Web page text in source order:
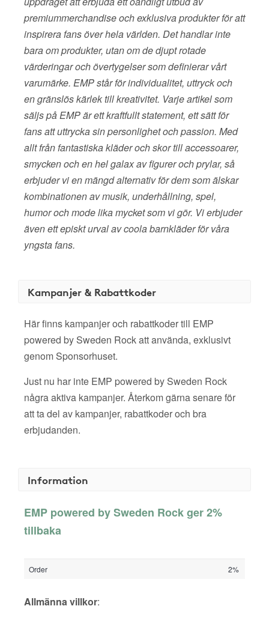
premiummerchandise och exklusiva produkter för att
inspirera fans över hela världen. Det handlar inte
bara om produkter, utan om de djupt rotade
värderingar och övertygelser som definierar vårt
varumärke. EMP står för individualitet, uttryck och
en gränslös kärlek till kreativitet. Varje artikel som
säljs på EMP är ett kraftfullt statement, ett sätt för
fans att uttrycka sin personlighet och passion. Med
allt från fantastiska kläder och skor till accessoarer,
smycken och en hel galax av figurer och prylar, så
erbjuder vi en mängd alternativ för dem som älskar
kombinationen av musik, underhållning, spel,
humor och mode lika mycket som vi gör. Vi erbjuder
även ett episkt urval av coola barnkläder för våra
yngsta fans.
Kampanjer & Rabattkoder
Här finns kampanjer och rabattkoder till EMP
powered by Sweden Rock att använda, exklusivt
genom Sponsorhuset.
Just nu har inte EMP powered by Sweden Rock
några aktiva kampanjer. Återkom gärna senare för
att ta del av kampanjer, rabattkoder och bra
erbjudanden.
Information
EMP powered by Sweden Rock ger 2%
tillbaka
Order 2%
Allmänna villkor: